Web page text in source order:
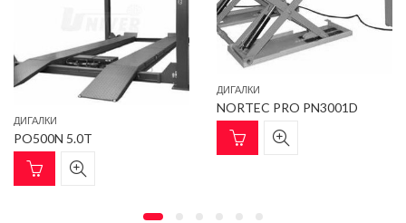
ДИГАЛКИ
PO500N 5.0T
ДИГАЛКИ
NORTEC PRO PN3001D